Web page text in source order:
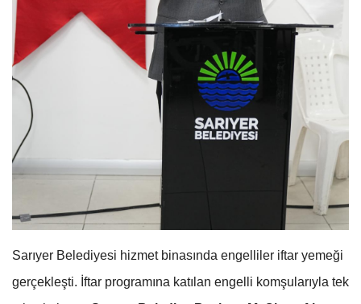
Sarıyer Belediyesi hizmet binasında engelliler iftar yemeği
gerçekleşti. İftar programına katılan engelli komşularıyla tek